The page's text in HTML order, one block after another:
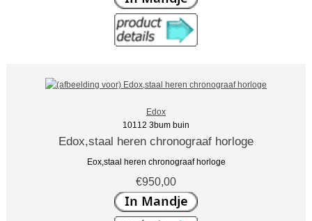
Edox
10112 3bum buin
Edox,staal heren chronograaf horloge
Eox,staal heren chronograaf horloge
€950,00